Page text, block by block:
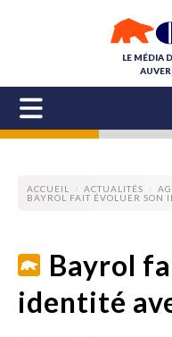
LE MÉDIA
ACCUEIL ACTUALITÉS
BAYROL FAIT ÉVOLUER SON
Bayrol
identité